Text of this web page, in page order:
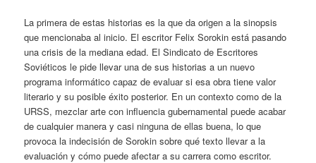
La primera de estas historias es la que da origen a la sinopsis
que mencionaba al inicio. El escritor Felix Sorokin está pasando
una crisis de la mediana edad. El Sindicato de Escritores
Soviéticos le pide llevar una de sus historias a un nuevo
programa informático capaz de evaluar si esa obra tiene valor
literario y su posible éxito posterior. En un contexto como de la
URSS, mezclar arte con influencia gubernamental puede acabar
de cualquier manera y casi ninguna de ellas buena, lo que
provoca la indecisión de Sorokin sobre qué texto llevar a la
evaluación y cómo puede afectar a su carrera como escritor.